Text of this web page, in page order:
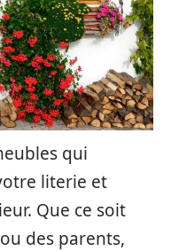
qui
literie et
Que ce soit
des parents,